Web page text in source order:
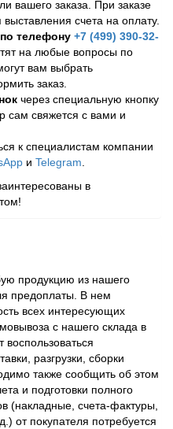
вашего заказа. При заказе
счета на оплату.
телефону +7 (499) 390-32-
на любые вопросы по
вам выбрать
заказ.
через специальную кнопку
сам свяжется с вами и
к специалистам компании
и Telegram
в
продукцию из нашего
предоплаты. В нем
всех интересующих
с нашего склада в
разгрузки, сборки
также сообщить об этом
и подготовки полного
(накладные, счета-фактуры,
от покупателя потребуется